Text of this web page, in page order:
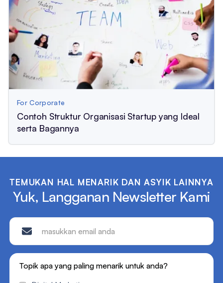
For Corporate
Contoh Struktur Organisasi Startup yang Ideal
serta Bagannya
TEMUKAN HAL MENARIK DAN ASYIK LAINNYA
Yuk, Langganan Newsletter Kami
Topik apa yang paling menarik untuk anda?